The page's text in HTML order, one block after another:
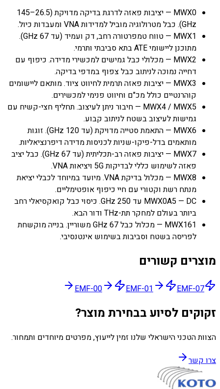
MWX0 — יציבות פאזה לדרגת בדיקה מדויקת (26.5–145
GHz). כבל מטרולוגיה מוביל למדידות VNA ומעבדות כיול.
MWX1 — טווח טמפרטורה רחב, דק ועמיד (עד 67 GHz).
מתוכנן ליישומי ATE בתא סביבתי ותרמי.
MWX2 — מכלולי כבל גמישים למכשירי מדידה. כיפוף עם
דחייה נמוכה לניתוב כבל צפוף במדפי בדיקה.
MWX3 — יציבות פאזה תרמית לחיווט ציוד. מותאם ליישומים
קוהרנטיים כולל מכ"ם וחיווט פנימי למכשירים.
MWX4 / MWX5 — חיבור ניתן לעיצוב. תחליף חצי-קשיח עם
גמישות לעיצוב בשטח לניתוב קבוע.
MWX6 — התאמת סטייה מדויקת (עד 120 GHz). זוגות
מותאמים בדל-פיקו-שניות לכניסות מדידה דיפרנציאליות.
MWX7 — יציבות פאזה רב-תכליתית (עד 67 GHz). כבל יציב
פאזה לשימוש כללי לבדיקות 5G ויציאות VNA.
MWX8 — מכלול בדיקת VNA. מיועד במיוחד לכבלי יציאת
מנתח רשת וקטורי עם חיי כיפוף אופטימליים.
MWX0A5 — DC עד 250 GHz. כיסוי כבל קואקסיאלי רחב
ביותר בעולם למחקר תת-THz ודור הבא.
MWX161 — מכלול כבל 67 GHz משוריין. בנייה מוקשחת
לפריסה בשטח וסביבות בשימוש אינטנסיבי.
מוצרים קשורים
EMF-00 EMF-01 EMF-07
זקוקים לסיוע בבחירת מוצר?
הצוות הטכני הישראלי שלנו זמין לייעוץ, מפרטים מיוחדים ותמחור.
צרו קשר